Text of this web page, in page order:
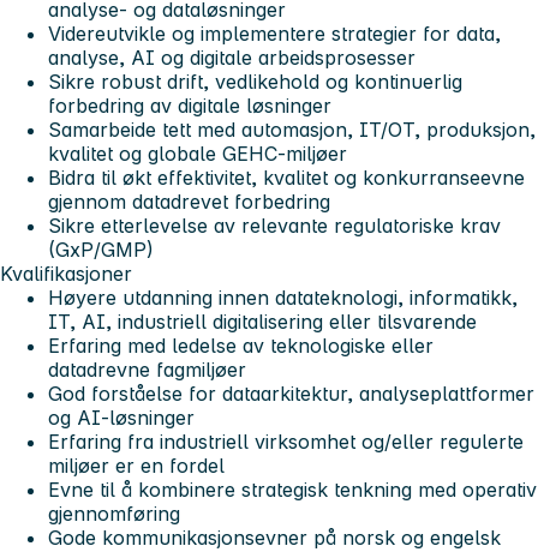
analyse- og dataløsninger
Videreutvikle og implementere strategier for data,
analyse, AI og digitale arbeidsprosesser
Sikre robust drift, vedlikehold og kontinuerlig
forbedring av digitale løsninger
Samarbeide tett med automasjon, IT/OT, produksjon,
kvalitet og globale GEHC-miljøer
Bidra til økt effektivitet, kvalitet og konkurranseevne
gjennom datadrevet forbedring
Sikre etterlevelse av relevante regulatoriske krav
(GxP/GMP)
Kvalifikasjoner
Høyere utdanning innen datateknologi, informatikk,
IT, AI, industriell digitalisering eller tilsvarende
Erfaring med ledelse av teknologiske eller
datadrevne fagmiljøer
God forståelse for dataarkitektur, analyseplattformer
og AI-løsninger
Erfaring fra industriell virksomhet og/eller regulerte
miljøer er en fordel
Evne til å kombinere strategisk tenkning med operativ
gjennomføring
Gode kommunikasjonsevner på norsk og engelsk